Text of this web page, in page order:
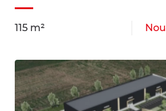
115 m²